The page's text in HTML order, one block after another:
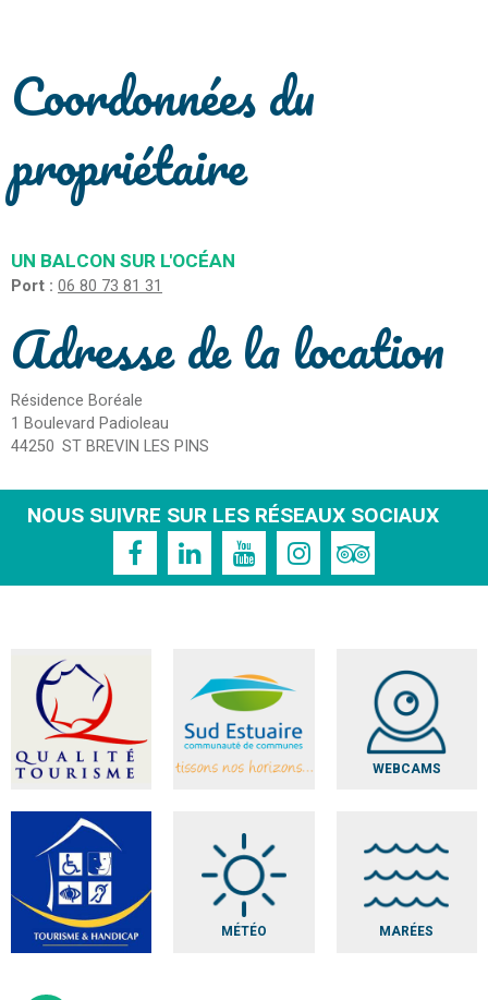
Coordonnées du
propriétaire
UN BALCON SUR L'OCÉAN
Port : 06 80 73 81 31
Adresse de la location
Résidence Boréale
1 Boulevard Padioleau
44250 ST BREVIN LES PINS
NOUS SUIVRE SUR LES RÉSEAUX SOCIAUX
WEBCAMS
MÉTÉO MARÉES